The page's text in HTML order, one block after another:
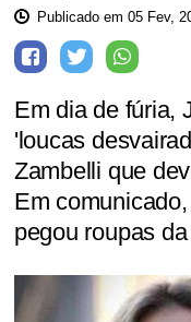
Publicado em 05 Fev,
Em dia de fúria,
'loucas
Zambelli que
Em
pegou roupas